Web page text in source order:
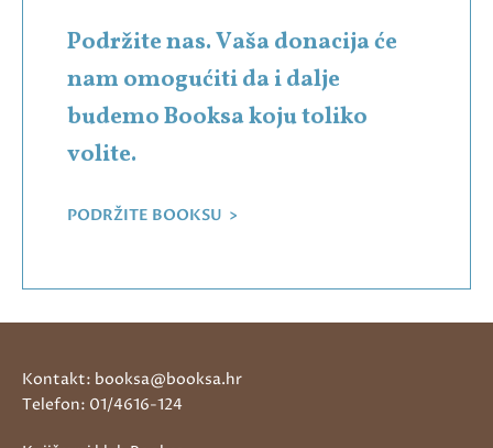
Podržite nas. Vaša donacija će
nam omogućiti da i dalje
budemo Booksa koju toliko
volite.
PODRŽITE BOOKSU >
Kontakt: booksa@booksa.hr
Telefon: 01/4616-124